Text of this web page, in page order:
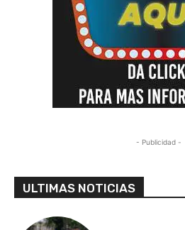
- Publicidad -
ULTIMAS NOTICIAS